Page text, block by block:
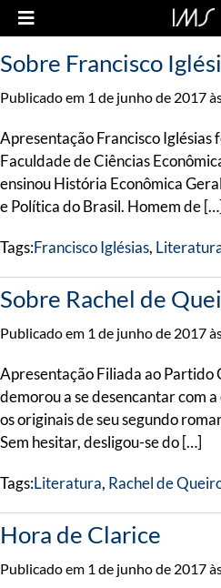
Sobre Francisco
Publicado em 1 de junho de 2017
Apresentação Francisco Iglésias
Faculdade de Ciências
ensinou História Econômica
e Política do Brasil. Homem de […]
Tags:Francisco Iglésias,
Sobre Rachel de
Publicado em 1 de junho de 2017
Apresentação Filiada ao Partido
demorou a se desencantar com
os originais de seu segundo
Sem hesitar, desligou-se do […]
Tags:Literatura, Rachel de
Hora de Clarice
Publicado em 1 de junho de 2017